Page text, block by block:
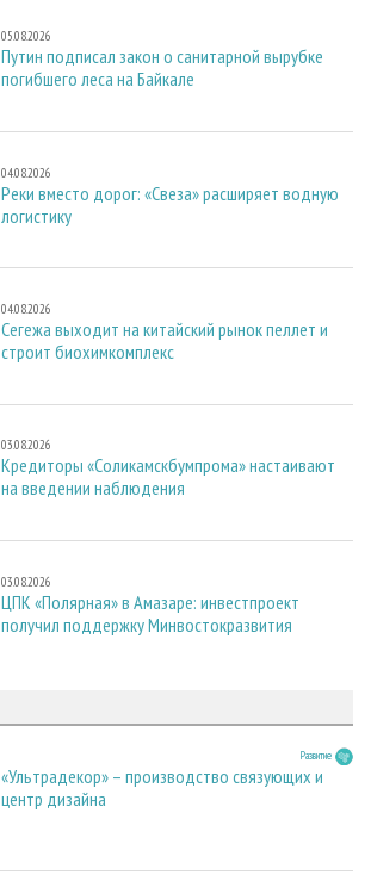
05.08.2026
Путин подписал закон о санитарной вырубке
погибшего леса на Байкале
04.08.2026
Реки вместо дорог: «Свеза» расширяет водную
логистику
04.08.2026
Сегежа выходит на китайский рынок пеллет и
строит биохимкомплекс
03.08.2026
Кредиторы «Соликамскбумпрома» настаивают
на введении наблюдения
03.08.2026
ЦПК «Полярная» в Амазаре: инвестпроект
получил поддержку Минвостокразвития
Развитие
«Ультрадекор» – производство связующих и
центр дизайна